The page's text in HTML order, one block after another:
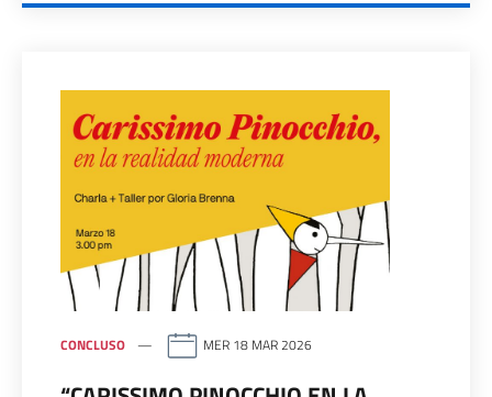
CONCLUSO MER 18 MAR 2026